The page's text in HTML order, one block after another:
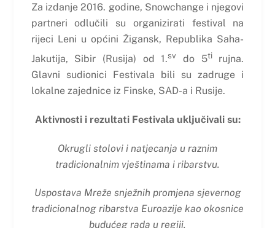
Za izdanje 2016. godine, Snowchange i njegovi
partneri odlučili su organizirati festival na
rijeci Leni u općini Žigansk, Republika Saha-
Jakutija, Sibir (Rusija) od 1.sv do 5tirujna.
Glavni sudionici Festivala bili su zadruge i
lokalne zajednice iz Finske, SAD-a i Rusije.
Aktivnosti i rezultati Festivala uključivali su:
Okrugli stolovi i natjecanja u raznim
tradicionalnim vještinama i ribarstvu.
Uspostava Mreže snježnih promjena sjevernog
tradicionalnog ribarstva Euroazije kao okosnice
budućeg rada u regiji.